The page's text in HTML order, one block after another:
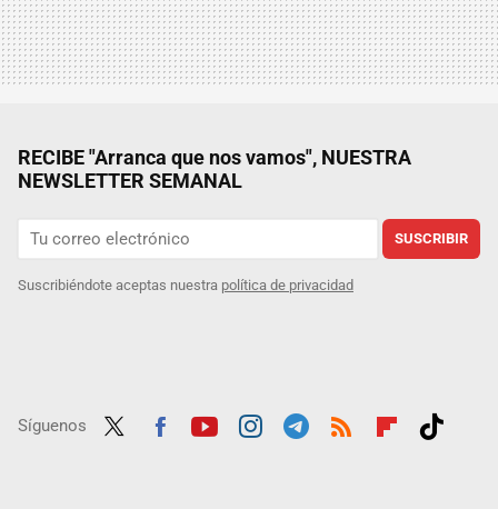
RECIBE "Arranca que nos vamos", NUESTRA
NEWSLETTER SEMANAL
SUSCRIBIR
Suscribiéndote aceptas nuestra política de privacidad
Síguenos